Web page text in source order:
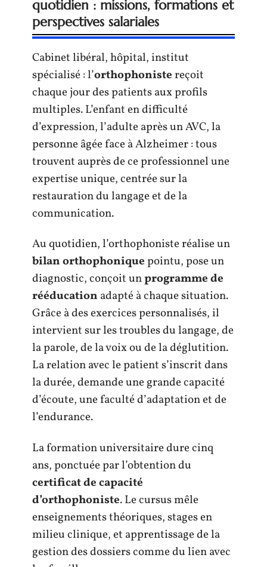
quotidien : missions, formations et
perspectives salariales
Cabinet libéral, hôpital, institut
spécialisé : l’orthophonistereçoit
chaque jour des patients aux profils
multiples. L’enfant en difficulté
d’expression, l’adulte après un AVC, la
personne âgée face à Alzheimer : tous
trouvent auprès de ce professionnel une
expertise unique, centrée sur la
restauration du langage et de la
communication.
Au quotidien, l’orthophoniste réalise un
bilan orthophoniquepointu, pose un
diagnostic, conçoit unprogramme de
rééducation adapté à chaque situation.
Grâce à des exercices personnalisés, il
intervient sur les troubles du langage, de
la parole, de la voix ou de la déglutition.
La relation avec le patient s’inscrit dans
la durée, demande une grande capacité
d’écoute, une faculté d’adaptation et de
l’endurance.
La formation universitaire dure cinq
ans, ponctuée par l’obtention du
certificat de capacité
d’orthophoniste. Le cursus mêle
enseignements théoriques, stages en
milieu clinique, et apprentissage de la
gestion des dossiers comme du lien avec